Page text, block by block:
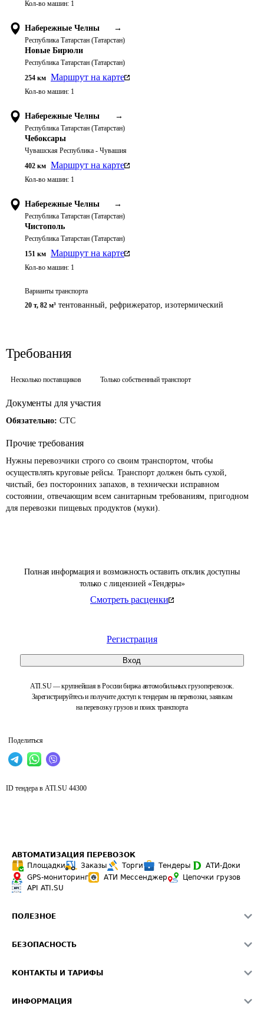
Полная информация и возможность оставить отклик доступны
только с лицензией «Тендеры»
Смотреть расценки
Регистрация
Вход
ATI.SU — крупнейшая в России биржа автомобильных грузоперевозок.
Зарегистрируйтесь и получите доступ к тендерам на перевозки, заявкам
на перевозку грузов и поиск транспорта
Поделиться
Кол-во машин: 1
Набережные Челны →
Республика Татарстан (Татарстан)
Новые Бирюли
Республика Татарстан (Татарстан)
254 км Маршрут на карте
Кол-во машин: 1
Набережные Челны →
Республика Татарстан (Татарстан)
Чебоксары
Чувашская Республика - Чувашия
402 км Маршрут на карте
Кол-во машин: 1
Набережные Челны →
Республика Татарстан (Татарстан)
Чистополь
Республика Татарстан (Татарстан)
151 км Маршрут на карте
Кол-во машин: 1
Варианты транспорта
20 т, 82 м³ тентованный, рефрижератор, изотермический
Требования
Несколько поставщиков Только собственный транспорт
Документы для участия
Обязательно: СТС
Прочие требования
Нужны перевозчики строго со своим транспортом, чтобы
осуществлять круговые рейсы. Транспорт должен быть сухой,
чистый, без посторонних запахов, в технически исправном
состоянии, отвечающим всем санитарным требованиям, пригодном
для перевозки пищевых продуктов (муки).
ID тендера в ATI.SU 44300
АВТОМАТИЗАЦИЯ ПЕРЕВОЗОК
Площадки
Заказы Торги Тендеры
АТИ-Доки
GPS-мониторинг
АТИ Мессенджер
Цепочки грузов
API ATI.SU
ПОЛЕЗНОЕ
Звезды ATI.SU на вашем сайте
Средние ставки
БЕЗОПАСНОСТЬ
Светофор+
КОНТАКТЫ И ТАРИФЫ
ИНФОРМАЦИЯ